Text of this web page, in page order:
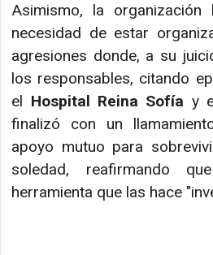
Asimismo, la
necesidad de estar
agresiones donde, a su
los responsables, citando
el Hospital Reina Sofía y
finalizó con un
apoyo mutuo para
soledad, reafirmando
herramienta que las hace